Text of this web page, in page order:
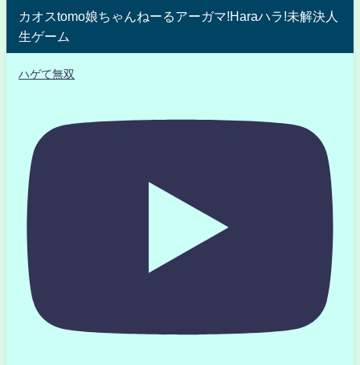
カオスtomo娘ちゃんねーるアーガマ!Haraハラ!未解決人
生ゲーム
ハゲて無双